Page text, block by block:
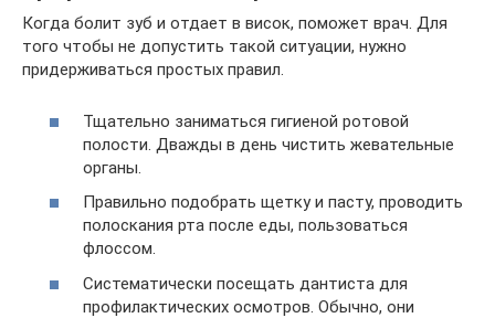
Когда болит зуб и отдает в висок, поможет врач. Для
того чтобы не допустить такой ситуации, нужно
придерживаться простых правил.
Тщательно заниматься гигиеной ротовой
полости. Дважды в день чистить жевательные
органы.
Правильно подобрать щетку и пасту, проводить
полоскания рта после еды, пользоваться
флоссом.
Систематически посещать дантиста для
профилактических осмотров. Обычно, они